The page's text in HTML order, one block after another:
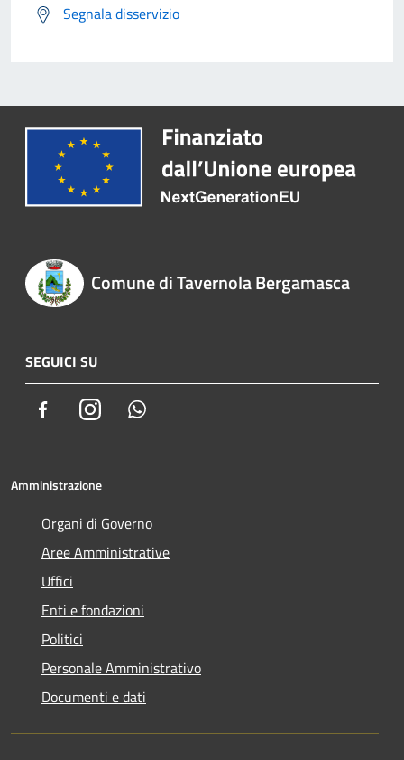
Segnala disservizio
Comune di Tavernola Bergamasca
SEGUICI SU
FacebookInstagram
Amministrazione
Organi di Governo
Aree Amministrative
Uffici
Enti e fondazioni
Politici
Personale Amministrativo
Documenti e dati